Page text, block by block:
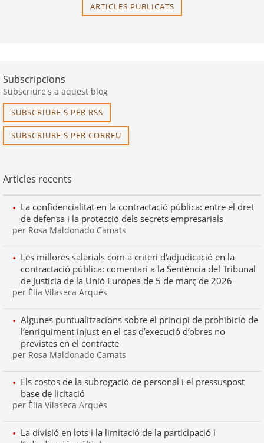
ARTICLES PUBLICATS
Subscripcions
Subscriure's a aquest blog
SUBSCRIURE'S PER RSS
SUBSCRIURE'S PER CORREU
Articles recents
La confidencialitat en la contractació pública: entre el dret
de defensa i la protecció dels secrets empresarials
per Rosa Maldonado Camats
Les millores salarials com a criteri d'adjudicació en la
contractació pública: comentari a la Sentència del Tribunal
de Justícia de la Unió Europea de 5 de març de 2026
per Èlia Vilaseca Arqués
Algunes puntualitzacions sobre el principi de prohibició de
l’enriquiment injust en el cas d’execució d’obres no
previstes en el contracte
per Rosa Maldonado Camats
Els costos de la subrogació de personal i el pressuspost
base de licitació
per Èlia Vilaseca Arqués
La divisió en lots i la limitació de la participació i